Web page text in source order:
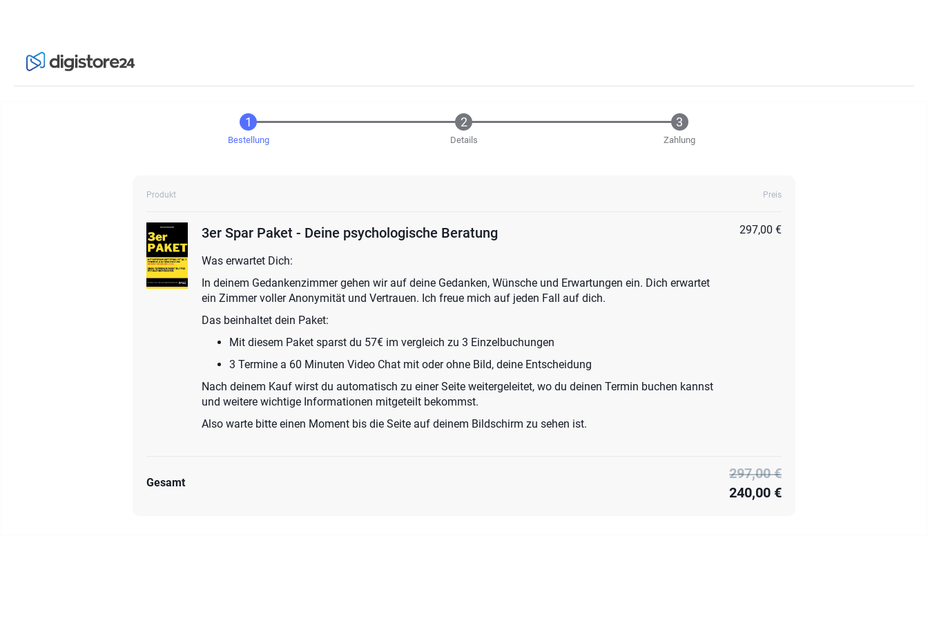
Bestellung Details Zahlung
Produkt Preis
3er Spar Paket - Deine psychologische Beratung
Was erwartet Dich:
In deinem Gedankenzimmer gehen wir auf deine Gedanken, Wünsche und Erwartungen ein. Dich erwartet
ein Zimmer voller Anonymität und Vertrauen. Ich freue mich auf jeden Fall auf dich.
Das beinhaltet dein Paket:
Mit diesem Paket sparst du 57€ im vergleich zu 3 Einzelbuchungen
3 Termine a 60 Minuten Video Chat mit oder ohne Bild, deine Entscheidung ​
Nach deinem Kauf wirst du automatisch zu einer Seite weitergeleitet, wo du deinen Termin buchen kannst
und weitere wichtige Informationen mitgeteilt bekommst.
Also warte bitte einen Moment bis die Seite auf deinem Bildschirm zu sehen ist.
297,00 €
Gesamt
297,00 €
240,00 €